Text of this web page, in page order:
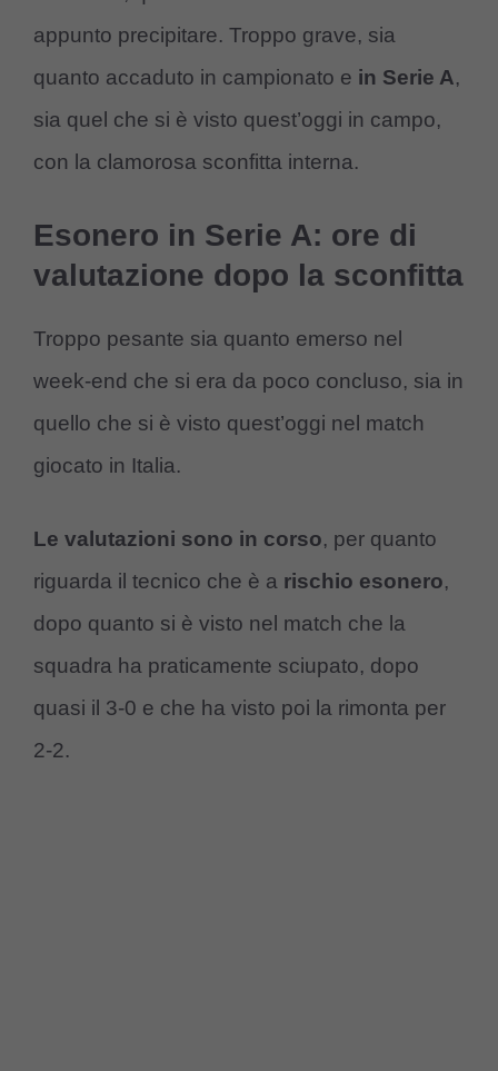
appunto precipitare. Troppo grave, sia
quanto accaduto in campionato e in Serie A,
sia quel che si è visto quest’oggi in campo,
con la clamorosa sconfitta interna.
Esonero in Serie A: ore di
valutazione dopo la sconfitta
Troppo pesante sia quanto emerso nel
week-end che si era da poco concluso, sia in
quello che si è visto quest’oggi nel match
giocato in Italia.
Le valutazioni sono in corso, per quanto
riguarda il tecnico che è a rischio esonero,
dopo quanto si è visto nel match che la
squadra ha praticamente sciupato, dopo
quasi il 3-0 e che ha visto poi la rimonta per
2-2.